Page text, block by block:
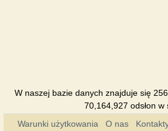
W naszej bazie danych znajduje się
70,164,927 odsłon w
Warunki użytkowania
O nas